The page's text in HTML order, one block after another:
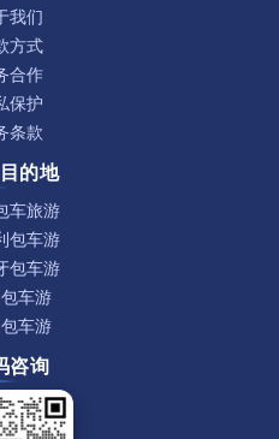
我们
方式
合作
保护
条款
的地
车旅游
包车游
包车游
车游
车游
咨询